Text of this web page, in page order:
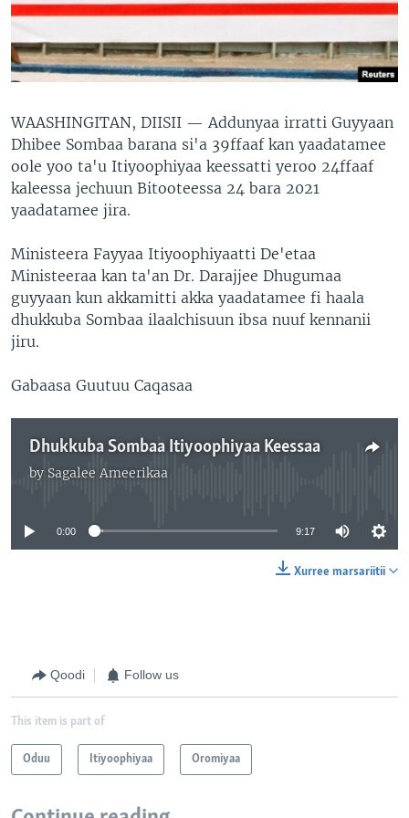
WAASHINGITAN, DIISII — Addunyaa irratti Guyyaan
Dhibee Sombaa barana si'a 39ffaaf kan yaadatamee
oole yoo ta'u Itiyoophiyaa keessatti yeroo 24ffaaf
kaleessa jechuun Bitooteessa 24 bara 2021
yaadatamee jira.
Ministeera Fayyaa Itiyoophiyaatti De'etaa
Ministeeraa kan ta'an Dr. Darajjee Dhugumaa
guyyaan kun akkamitti akka yaadatamee fi haala
dhukkuba Sombaa ilaalchisuun ibsa nuuf kennanii
jiru.
Gabaasa Guutuu Caqasaa
Dhukkuba Sombaa Itiyoophiyaa Keessaa
by Sagalee Ameerikaa
No media source currently available
0:00 9:17
Xurree marsariitii
Qoodi Follow us
This item is part of
Oduu Itiyoophiyaa Oromiyaa